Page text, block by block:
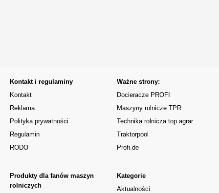
Kontakt i regulaminy
Kontakt
Reklama
Polityka prywatności
Regulamin
RODO
Kategorie
Aktualności
Produkty dla fanów maszyn
rolniczych
Ważne strony:
Docieracze PROFI
Maszyny rolnicze TPR
Technika rolnicza top agrar
Traktorpool
Profi.de